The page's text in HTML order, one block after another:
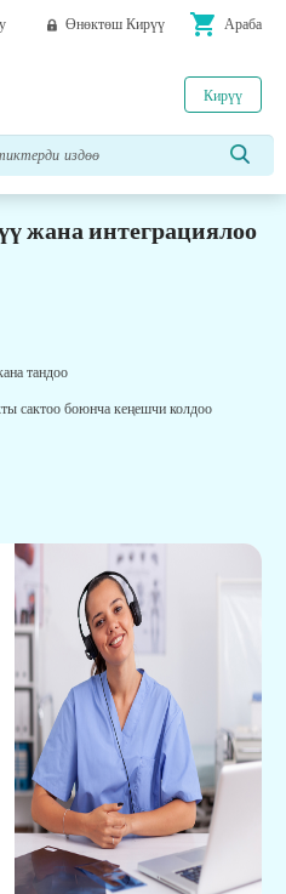
Өнөктөш Кирүү shopping_cart Араба
Кирүү
жана интеграциялоо
тандоо
сактоо боюнча кеңешчи колдоо